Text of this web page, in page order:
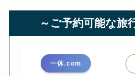
～ご予約可能な旅
一休.com